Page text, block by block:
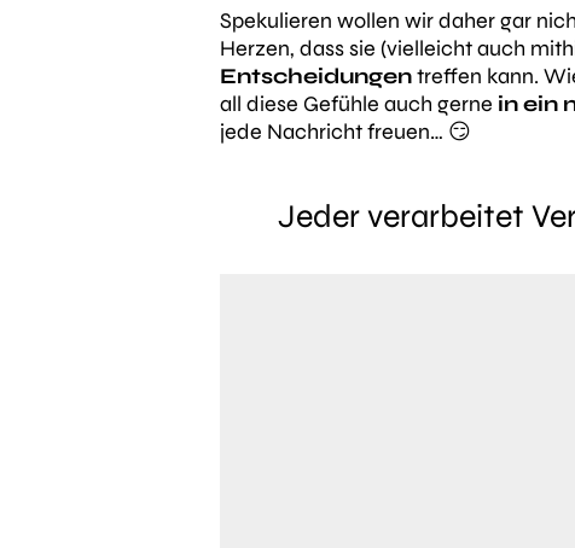
Spekulieren wollen wir daher gar
Herzen, dass sie (vielleicht auch
Entscheidungentreffen kann.
all diese Gefühle auch gerne in ein
jede Nachricht freuen… 😏
Jeder verarbeitet